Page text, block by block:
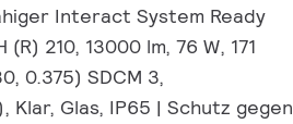
Interact System Ready
210, 13000 lm, 76 W, 171
0.375) SDCM 3,
Klar, Glas, IP65 | Schutz gegen